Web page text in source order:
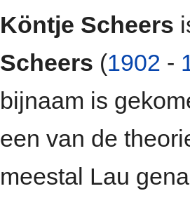
Köntje Scheers
Scheers (1902 -
bijnaam is
een van de
meestal Lau